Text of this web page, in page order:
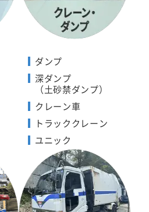
ダンプ
深ダンプ
（土砂禁ダンプ）
クレーン車
トラッククレーン
ユニック